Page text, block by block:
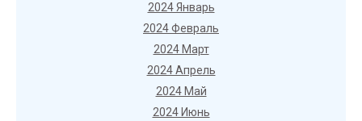
2024 Январь
2024 Февраль
2024 Март
2024 Апрель
2024 Май
2024 Июнь